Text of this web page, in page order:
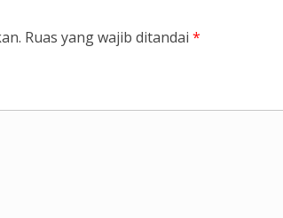
Ruas yang wajib ditandai *